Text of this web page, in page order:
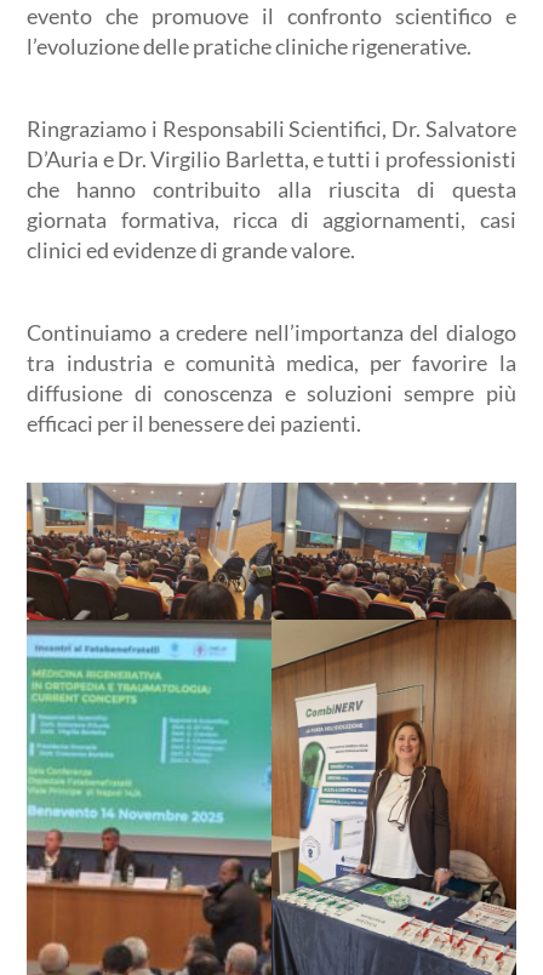
evento che promuove il confronto scientifico e
l’evoluzione delle pratiche cliniche rigenerative.
Ringraziamo i Responsabili Scientifici, Dr. Salvatore
D’Auria e Dr. Virgilio Barletta, e tutti i professionisti
che hanno contribuito alla riuscita di questa
giornata formativa, ricca di aggiornamenti, casi
clinici ed evidenze di grande valore.
Continuiamo a credere nell’importanza del dialogo
tra industria e comunità medica, per favorire la
diffusione di conoscenza e soluzioni sempre più
efficaci per il benessere dei pazienti.